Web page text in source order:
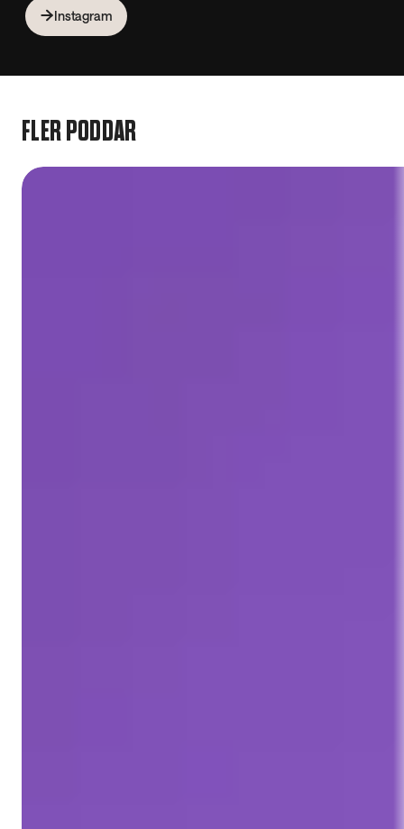
Instagram
FLER PODDAR